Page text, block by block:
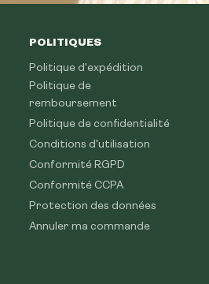
POLITIQUES
Politique d'expédition
Politique de
remboursement
Politique de confidentialité
Conditions d'utilisation
Conformité RGPD
Conformité CCPA
Protection des données
Annuler ma commande